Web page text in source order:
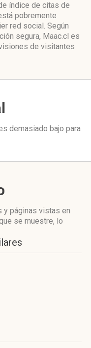
índice de citas de
pobremente
red social. Según
segura, Maac.cl es
de visitantes
demasiado bajo para
y páginas vistas en
se muestre, lo